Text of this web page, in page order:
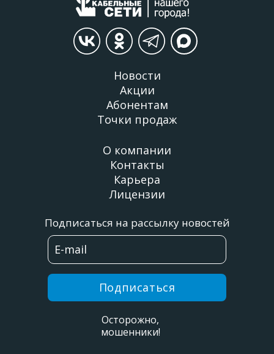
Новости
Акции
Абонентам
Точки продаж
О компании
Контакты
Карьера
Лицензии
Подписаться на рассылку новостей
Подписаться
Осторожно,
мошенники!